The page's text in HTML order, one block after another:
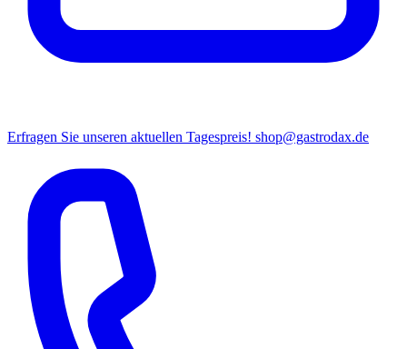
Erfragen Sie unseren aktuellen Tagespreis! shop@gastrodax.de